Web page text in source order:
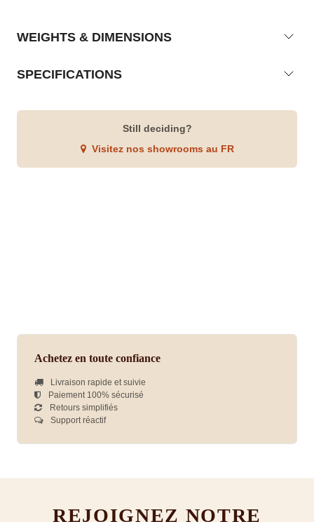
WEIGHTS & DIMENSIONS
SPECIFICATIONS
Still deciding?
Visitez nos showrooms au FR
Achetez en toute confiance
Livraison rapide et suivie
Paiement 100% sécurisé
Retours simplifiés
Support réactif
REJOIGNEZ NOTRE